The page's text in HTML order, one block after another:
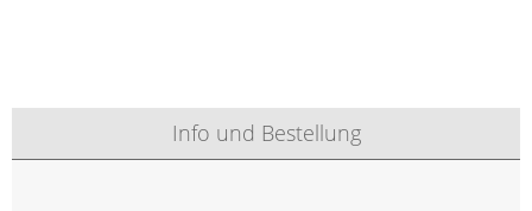
Info und Bestellung